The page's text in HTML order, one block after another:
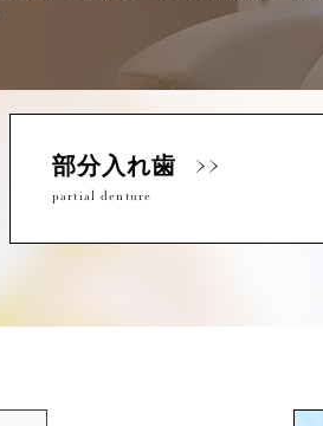
部分入れ歯
partial denture